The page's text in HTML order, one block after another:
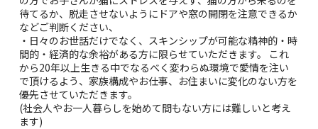
待てるか、脱走させないようにドアや窓の開閉を注意できるか
などご判断ください、
・日々のお世話だけでなく、スキンシップが可能な精神的・時
間的・経済的な余裕がある方に限らせていただきます。 これ
から20年以上生きる中でなるべく変わらぬ環境で愛情を注い
で頂けるよう、家族構成やお仕事、お住まいに変化のない方を
優先させていただきます。
(社会人やお一人暮らしを始めて間もない方には難しいと考え
ます)